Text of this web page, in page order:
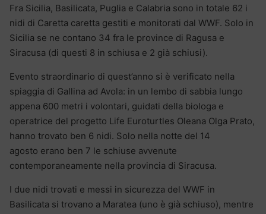
Fra Sicilia, Basilicata, Puglia e Calabria sono in totale 62 i
nidi di Caretta caretta gestiti e monitorati dal WWF. Solo in
Sicilia se ne contano 34 fra le province di Ragusa e
Siracusa (di questi 8 in schiusa e 2 già schiusi).
Evento straordinario di quest’anno si è verificato nella
spiaggia di Gallina ad Avola: in un lembo di sabbia lungo
appena 600 metri i volontari, guidati della biologa e
operatrice del progetto Life Euroturtles Oleana Olga Prato,
hanno trovato ben 6 nidi. Solo nella notte del 14
agosto erano ben 7 le schiuse avvenute
contemporaneamente nella provincia di Siracusa.
I due nidi trovati e messi in sicurezza del WWF in
Basilicata si trovano a Maratea (uno è già schiuso), mentre